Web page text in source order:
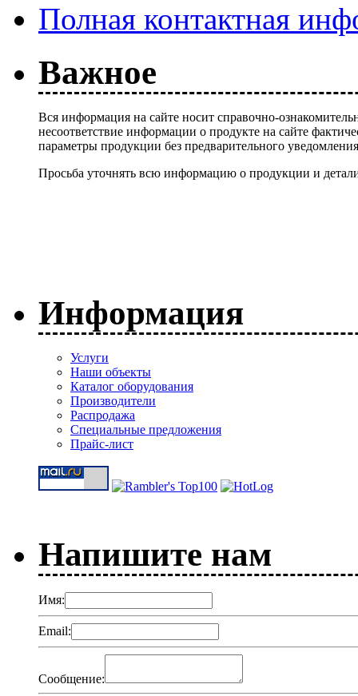
Полная контактная
Важное
Вся информация на сайте носит справочно-
несоответствие информации о продукте на сайте
параметры продукции без предварительного
Просьба уточнять всю информацию о продукции и
Информация
Услуги
Наши объекты
Каталог оборудования
Производители
Распродажа
Специальные предложения
Прайс-лист
Напишите нам
Имя:
Email:
Сообщение: